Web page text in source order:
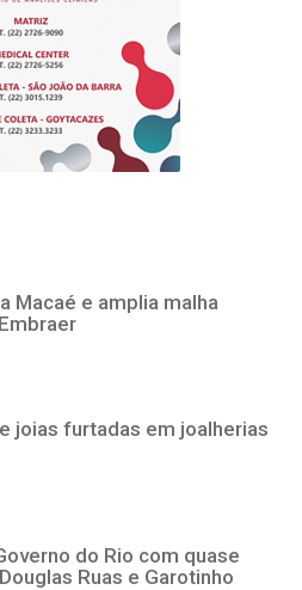
Macaé e amplia malha
joias furtadas em joalherias
do Rio com quase
Ruas e Garotinho